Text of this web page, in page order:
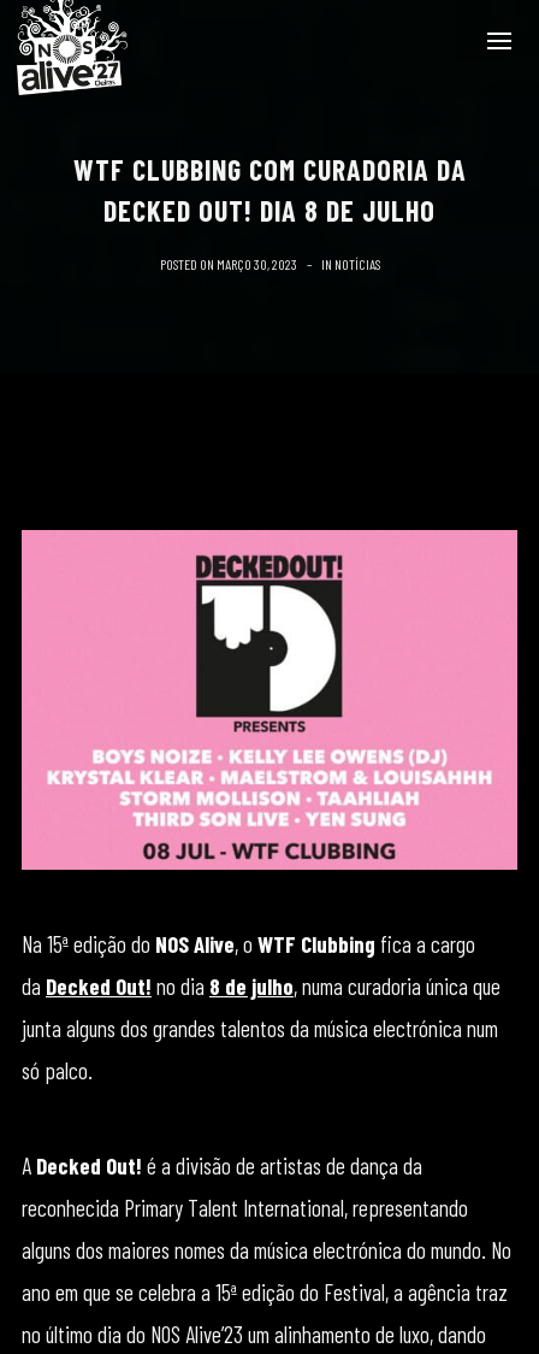
WTF CLUBBING COM CURADORIA DA
DECKED OUT! DIA 8 DE JULHO
POSTED ON MARÇO 30, 2023 IN NOTÍCIAS
Na 15ª edição do NOS Alive, o WTF Clubbing fica a cargo
da Decked Out! no dia 8 de julho, numa curadoria única que
junta alguns dos grandes talentos da música electrónica num
só palco.
A Decked Out! é a divisão de artistas de dança da
reconhecida Primary Talent International, representando
alguns dos maiores nomes da música electrónica do mundo. No
ano em que se celebra a 15ª edição do Festival, a agência traz
no último dia do NOS Alive’23 um alinhamento de luxo, dando